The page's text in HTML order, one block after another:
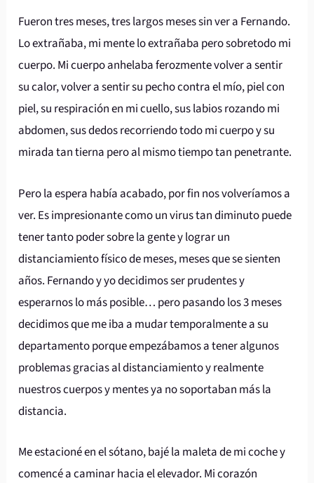
Fueron tres meses, tres largos meses sin ver a Fernando.
Lo extrañaba, mi mente lo extrañaba pero sobretodo mi
cuerpo. Mi cuerpo anhelaba ferozmente volver a sentir
su calor, volver a sentir su pecho contra el mío, piel con
piel, su respiración en mi cuello, sus labios rozando mi
abdomen, sus dedos recorriendo todo mi cuerpo y su
mirada tan tierna pero al mismo tiempo tan penetrante.
Pero la espera había acabado, por fin nos volveríamos a
ver. Es impresionante como un virus tan diminuto puede
tener tanto poder sobre la gente y lograr un
distanciamiento físico de meses, meses que se sienten
años. Fernando y yo decidimos ser prudentes y
esperarnos lo más posible… pero pasando los 3 meses
decidimos que me iba a mudar temporalmente a su
departamento porque empezábamos a tener algunos
problemas gracias al distanciamiento y realmente
nuestros cuerpos y mentes ya no soportaban más la
distancia.
Me estacioné en el sótano, bajé la maleta de mi coche y
comencé a caminar hacia el elevador. Mi corazón